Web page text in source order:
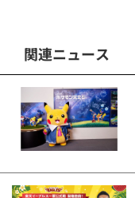
関連ニュース